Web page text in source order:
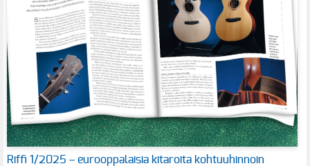
Riffi 1/2025 – eurooppalaisia kitaroita kohtuuhinnoin